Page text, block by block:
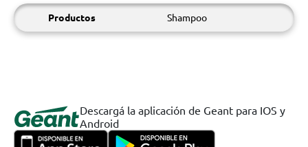
Productos Shampoo
Descargá la aplicación de Geant para IOS y
Android